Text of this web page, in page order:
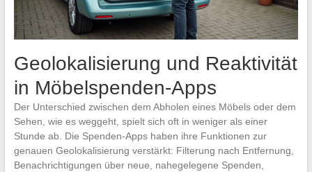
Geolokalisierung und Reaktivität
in Möbelspenden-Apps
Der Unterschied zwischen dem Abholen eines Möbels oder dem
Sehen, wie es weggeht, spielt sich oft in weniger als einer
Stunde ab. Die Spenden-Apps haben ihre Funktionen zur
genauen Geolokalisierung verstärkt: Filterung nach Entfernung,
Benachrichtigungen über neue, nahegelegene Spenden,